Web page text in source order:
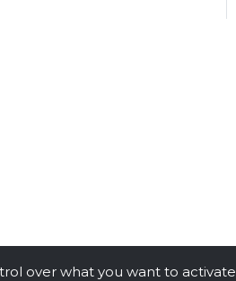
over what you want to activate